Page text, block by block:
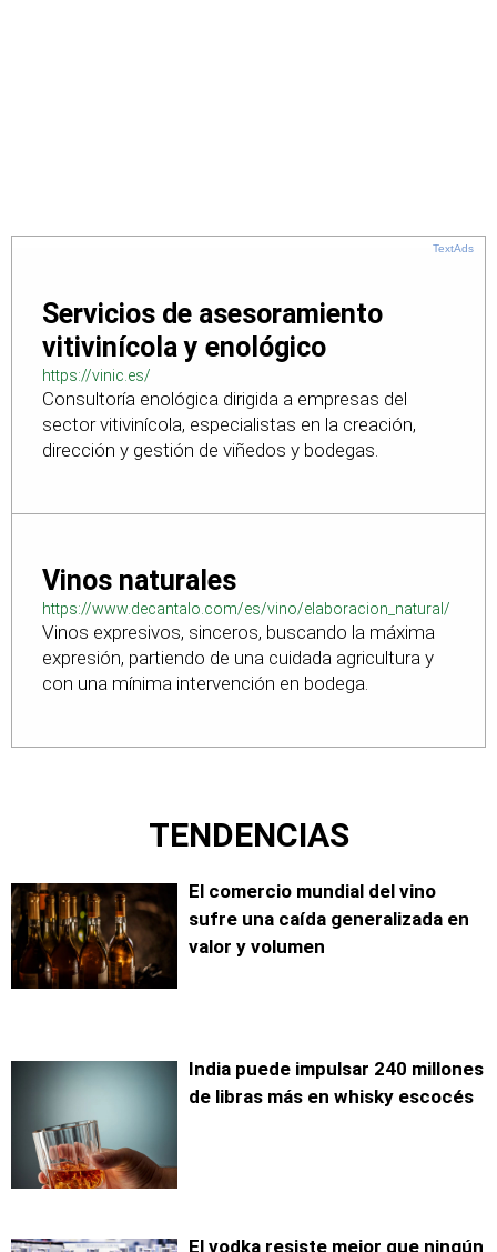
TextAds
Servicios de asesoramiento
vitivinícola y enológico
https://vinic.es/
Consultoría enológica dirigida a empresas del
sector vitivinícola, especialistas en la creación,
dirección y gestión de viñedos y bodegas.
Vinos naturales
https://www.decantalo.com/es/vino/elaboracion_natural/
Vinos expresivos, sinceros, buscando la máxima
expresión, partiendo de una cuidada agricultura y
con una mínima intervención en bodega.
TENDENCIAS
El comercio mundial del vino
sufre una caída generalizada en
valor y volumen
India puede impulsar 240 millones
de libras más en whisky escocés
El vodka resiste mejor que ningún